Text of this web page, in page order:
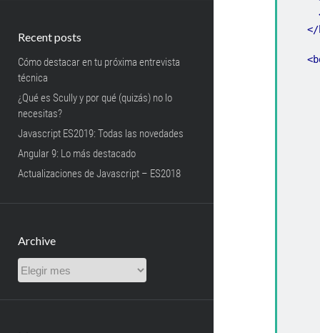
Recent posts
Cómo destacar en tu próxima entrevista
técnica
¿Qué es Scully y por qué (quizás) no lo
necesitas?
Javascript ES2019: Todas las novedades
Angular 9: Lo más destacado
Actualizaciones de Javascript – ES2018
Archive
Archive
</